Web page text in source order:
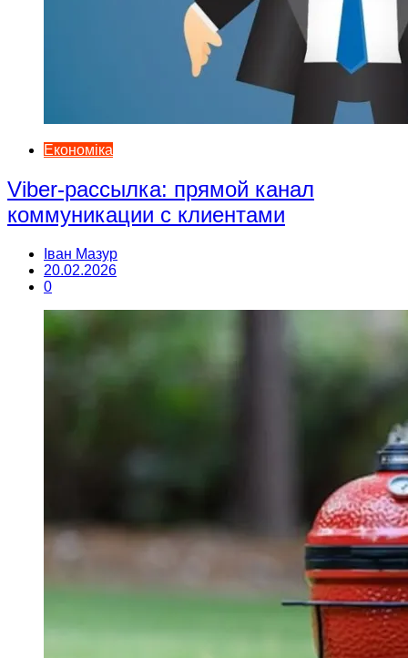
Економіка
Viber-рассылка: прямой канал
коммуникации с клиентами
Іван Мазур
20.02.2026
0